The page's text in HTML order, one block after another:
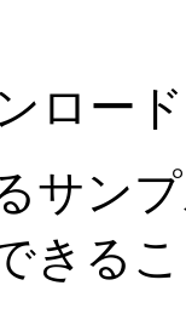
ロー
サン
きる